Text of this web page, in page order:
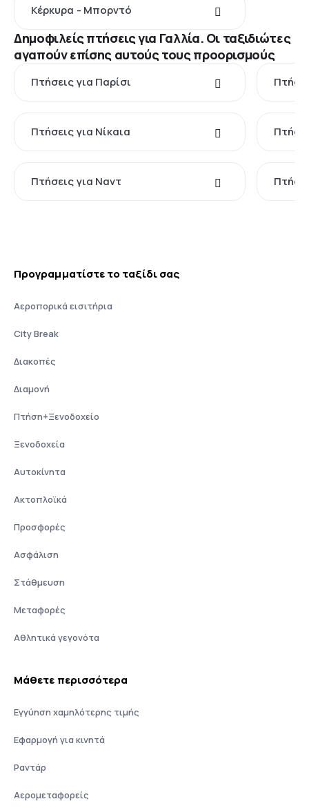
Κέρκυρα - Μπορντό
Δημοφιλείς πτήσεις για Γαλλία. Οι ταξιδιώτες
αγαπούν επίσης αυτούς τους προορισμούς
Πτήσεις για Παρίσι
Πτήσεις για Νίκαια
Πτήσεις για Ναντ
Προγραμματίστε το ταξίδι σας
Αεροπορικά εισιτήρια
City Break
Διακοπές
Διαμονή
Πτήση+Ξενοδοχείο
Ξενοδοχεία
Αυτοκίνητα
Ακτοπλοϊκά
Προσφορές
Ασφάλιση
Στάθμευση
Μεταφορές
Αθλητικά γεγονότα
Μάθετε περισσότερα
Εγγύηση χαμηλότερης τιμής
Εφαρμογή για κινητά
Ραντάρ
Αερομεταφορείς